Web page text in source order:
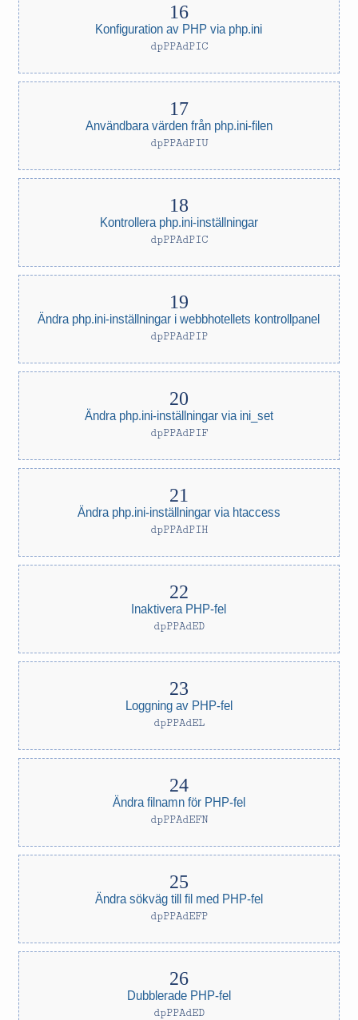
Konfiguration av PHP via php.ini
dpPPAdPIC
Användbara värden från php.ini-filen
dpPPAdPIU
Kontrollera php.ini-inställningar
dpPPAdPIC
Ändra php.ini-inställningar i webbhotellets kontrollpanel
dpPPAdPIP
Ändra php.ini-inställningar via ini_set
dpPPAdPIF
Ändra php.ini-inställningar via htaccess
dpPPAdPIH
Inaktivera PHP-fel
dpPPAdED
Loggning av PHP-fel
dpPPAdEL
Ändra filnamn för PHP-fel
dpPPAdEFN
Ändra sökväg till fil med PHP-fel
dpPPAdEFP
Dubblerade PHP-fel
dpPPAdED